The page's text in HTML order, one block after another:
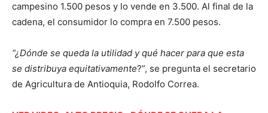
campesino 1.500 pesos y lo vende en 3.500. Al final de la
cadena, el consumidor lo compra en 7.500 pesos.
“¿Dónde se queda la utilidad y qué hacer para que esta
se distribuya equitativamente?”, se pregunta el secretario
de Agricultura de Antioquia, Rodolfo Correa.